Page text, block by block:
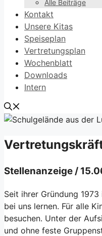
Alle Beiträge
Kontakt
Unsere Kitas
Speiseplan
Vertretungsplan
Wochenblatt
Downloads
Intern
Stellenanzeige /
Seit ihrer Gründung
bei uns lernen. Für alle
besuchen. Unter der
und ohne feste